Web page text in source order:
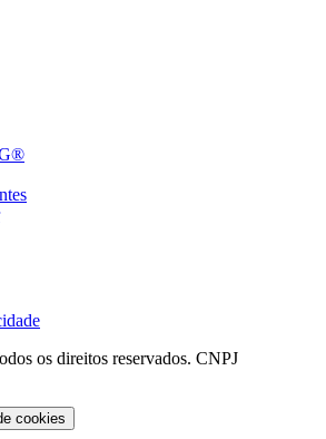
os direitos reservados. CNPJ
cookies